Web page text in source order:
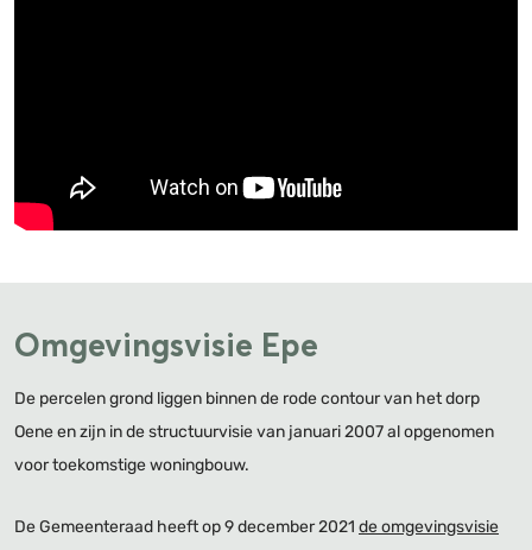
Omgevingsvisie Epe
De percelen grond liggen binnen de rode contour van het dorp
Oene en zijn in de structuurvisie van januari 2007 al opgenomen
voor toekomstige woningbouw.
De Gemeenteraad heeft op 9 december 2021 de omgevingsvisie